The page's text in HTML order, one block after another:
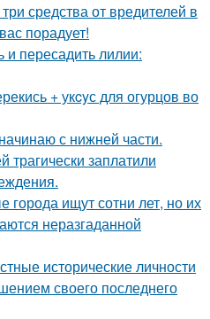
средства от вредителей в
порадует!
и пересадить лилии:
+ укcyс для огурцов во
с нижней части.
трагически заплатили
города ищут сотни лет, но их
неразгаданной
исторические личности
своего последнего